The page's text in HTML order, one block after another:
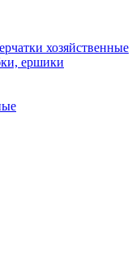
хозяйственные
ершики